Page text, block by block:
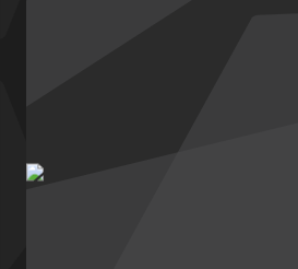
Агрегація вакансій